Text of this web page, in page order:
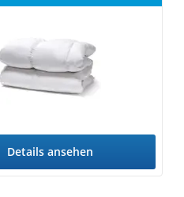
Details ansehen